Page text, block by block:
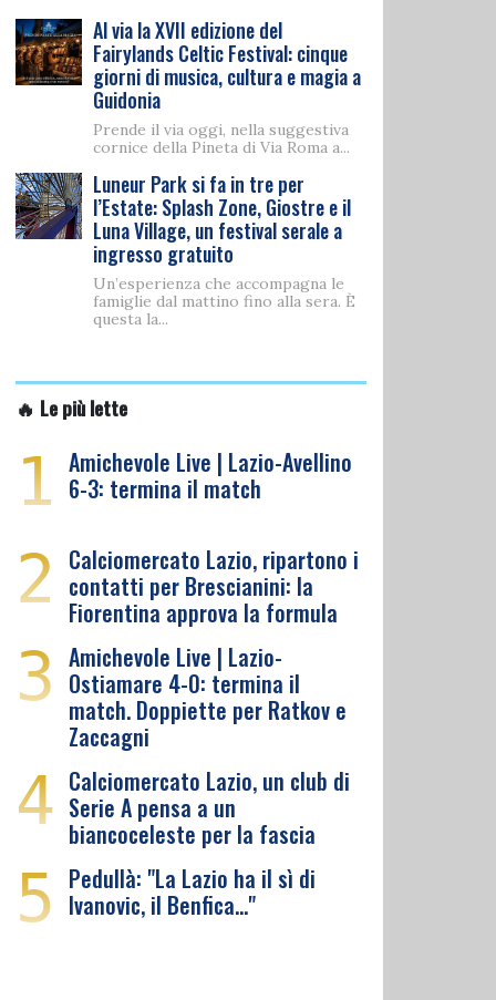
Al via la XVII edizione del
Fairylands Celtic Festival: cinque
giorni di musica, cultura e magia a
Guidonia
Prende il via oggi, nella suggestiva
cornice della Pineta di Via Roma a...
Luneur Park si fa in tre per
l’Estate: Splash Zone, Giostre e il
Luna Village, un festival serale a
ingresso gratuito
Un’esperienza che accompagna le
famiglie dal mattino fino alla sera. È
questa la...
🔥 Le più lette
1 Amichevole Live | Lazio-Avellino
6-3: termina il match
2 Calciomercato Lazio, ripartono i
contatti per Brescianini: la
Fiorentina approva la formula
3 Amichevole Live | Lazio-
Ostiamare 4-0: termina il
match. Doppiette per Ratkov e
Zaccagni
4 Calciomercato Lazio, un club di
Serie A pensa a un
biancoceleste per la fascia
5 Pedullà: "La Lazio ha il sì di
Ivanovic, il Benfica…"